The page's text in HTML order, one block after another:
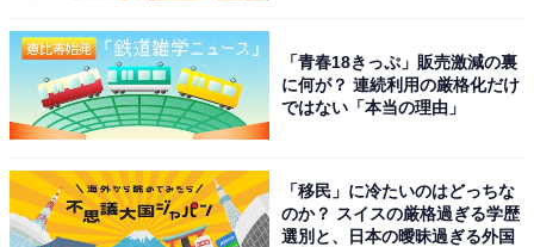
「青春18きっぷ」販売激減の裏
に何が？ 連続利用の厳格化だけ
ではない「本当の理由」
「移民」に冷たいのはどっちな
のか？ スイスの厳格過ぎる学歴
選別と、日本の曖昧過ぎる外国